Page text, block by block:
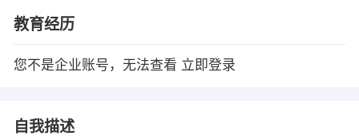
教育经历
您不是企业账号，无法查看 立即登录
自我描述